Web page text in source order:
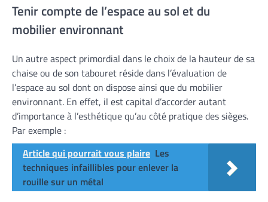
Tenir compte de l’espace au sol et du
mobilier environnant
Un autre aspect primordial dans le choix de la hauteur de sa
chaise ou de son tabouret réside dans l’évaluation de
l’espace au sol dont on dispose ainsi que du mobilier
environnant. En effet, il est capital d’accorder autant
d’importance à l’esthétique qu’au côté pratique des sièges.
Par exemple :
Article qui pourrait vous plaire Les
techniques infaillibles pour enlever la
rouille sur un métal